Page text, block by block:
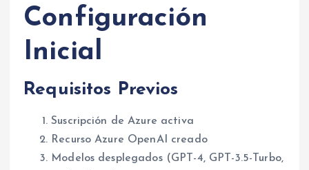
Configuración
Inicial
Requisitos Previos
Suscripción de Azure activa
Recurso Azure OpenAI creado
Modelos desplegados (GPT-4, GPT-3.5-Turbo,